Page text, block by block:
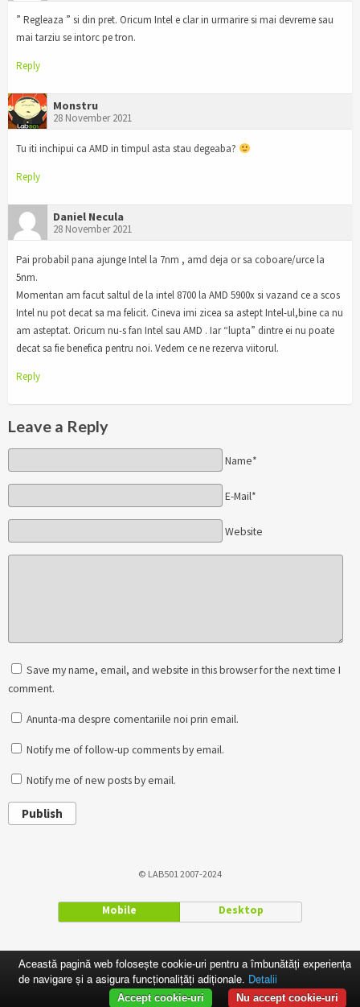
” Regleaza ” si din pret. Oricum Intel e clar in urmarire si mai devreme sau
mai tarziu se intorc pe tron.
Reply
Monstru
28 November 2021
Tu iti inchipui ca AMD in timpul asta stau degeaba?
Reply
Daniel Necula
28 November 2021
Pai probabil pana ajunge Intel la 7nm , amd deja or sa coboare/urce la
5nm.
Momentan am facut saltul de la intel 8700 la AMD 5900x si vazand ce a scos
Intel nu pot decat sa ma felicit. Cineva imi zicea sa astept Intel-ul,bine ca nu
am asteptat. Oricum nu-s fan Intel sau AMD . Iar “lupta” dintre ei nu poate
decat sa fie benefica pentru noi. Vedem ce ne rezerva viitorul.
Reply
Leave a Reply
Name*
E-Mail*
Website
Save my name, email, and website in this browser for the next time I
comment.
Anunta-ma despre comentariile noi prin email.
Notify me of follow-up comments by email.
Notify me of new posts by email.
Publish
© LAB501 2007-2024
Mobile Desktop
Această pagină web folosește cookie-uri pentru a îmbunătăți experiența
de navigare și a asigura funcționalițăți adiționale. Detalii
Nu accept cookie-uri
Accept cookie-uri